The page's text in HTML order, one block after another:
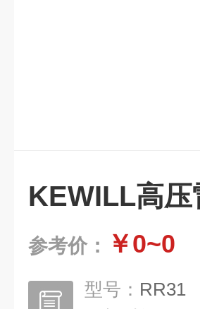
KEWILL高压
参考价： ￥0~0
型号： RR31